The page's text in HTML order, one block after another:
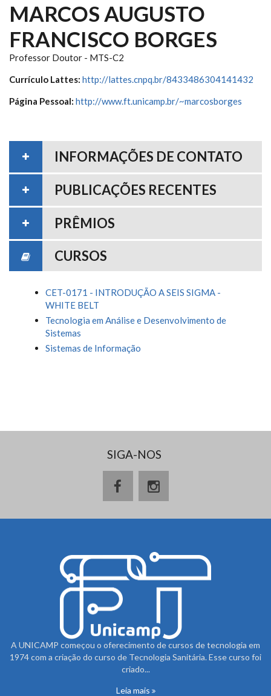
MARCOS AUGUSTO
FRANCISCO BORGES
Professor Doutor - MTS-C2
Currículo Lattes: http://lattes.cnpq.br/8433486304141432
Página Pessoal: http://www.ft.unicamp.br/~marcosborges
INFORMAÇÕES DE CONTATO
PUBLICAÇÕES RECENTES
PRÊMIOS
CURSOS
CET-0171 - INTRODUÇÃO A SEIS SIGMA -
WHITE BELT
Tecnologia em Análise e Desenvolvimento de
Sistemas
Sistemas de Informação
SIGA-NOS
A UNICAMP começou o oferecimento de cursos de tecnologia em
1974 com a criação do curso de Tecnologia Sanitária. Esse curso foi
criado...
Leia mais